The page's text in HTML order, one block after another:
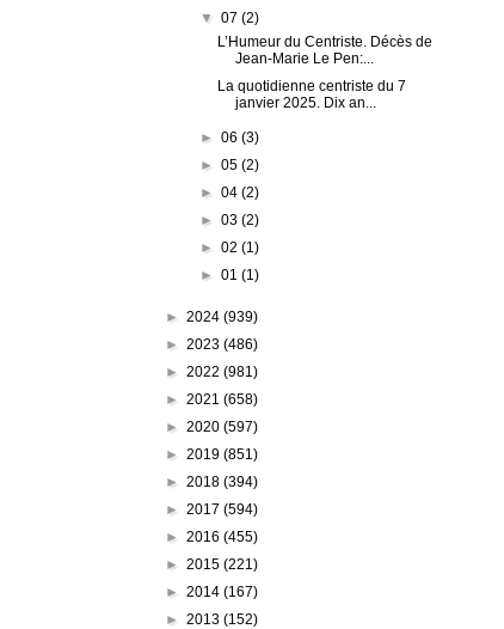
▼ 07 (2)
L’Humeur du Centriste. Décès de
Jean-Marie Le Pen:...
La quotidienne centriste du 7
janvier 2025. Dix an...
► 06 (3)
► 05 (2)
► 04 (2)
► 03 (2)
► 02 (1)
► 01 (1)
► 2024 (939)
► 2023 (486)
► 2022 (981)
► 2021 (658)
► 2020 (597)
► 2019 (851)
► 2018 (394)
► 2017 (594)
► 2016 (455)
► 2015 (221)
► 2014 (167)
► 2013 (152)